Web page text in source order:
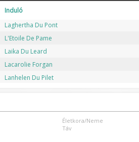
Induló
Laghertha Du Pont
L'Etoile De Pame
Laika Du Leard
Lacarolie Forgan
Lanhelen Du Pilet
Életkora/Neme
Táv